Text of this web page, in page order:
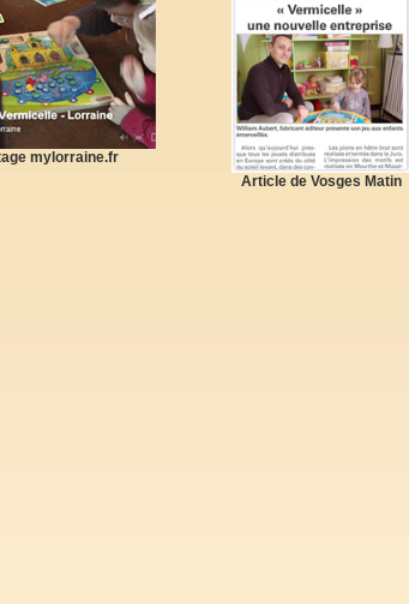
mylorraine.fr
Article de Vosges Matin